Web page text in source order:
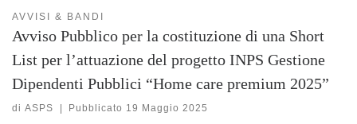
AVVISI & BANDI
Avviso Pubblico per la costituzione di una Short
List per l’attuazione del progetto INPS Gestione
Dipendenti Pubblici “Home care premium 2025”
di ASPS | Pubblicato 19 Maggio 2025